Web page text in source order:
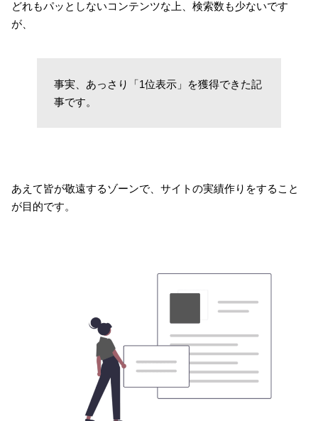
どれもパッとしないコンテンツな上、検索数も少ないです
が、
事実、あっさり「1位表示」を獲得できた記
事です。
あえて皆が敬遠するゾーンで、サイトの実績作りをすること
が目的です。